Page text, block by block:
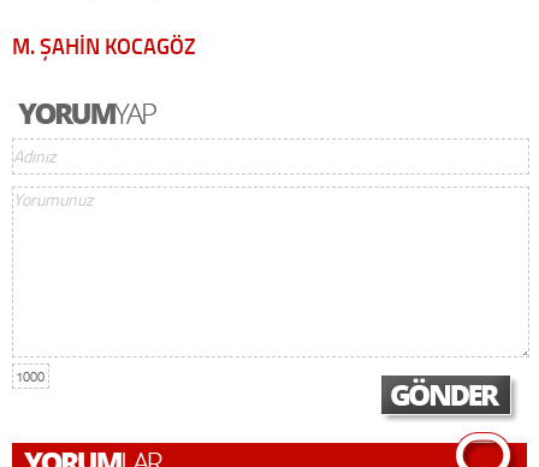
M. ŞAHİN KOCAGÖZ
1000